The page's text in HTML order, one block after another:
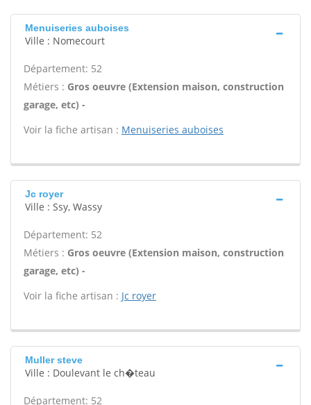
Menuiseries auboises
Ville : Nomecourt
Département: 52
Métiers : Gros oeuvre (Extension maison, construction
garage, etc) -
Voir la fiche artisan : Menuiseries auboises
Jc royer
Ville : Ssy, Wassy
Département: 52
Métiers : Gros oeuvre (Extension maison, construction
garage, etc) -
Voir la fiche artisan : Jc royer
Muller steve
Ville : Doulevant le ch�teau
Département: 52